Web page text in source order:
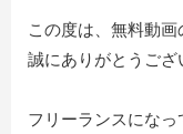
この度は、無料動
誠にありがとうござ
フリーランスになっ